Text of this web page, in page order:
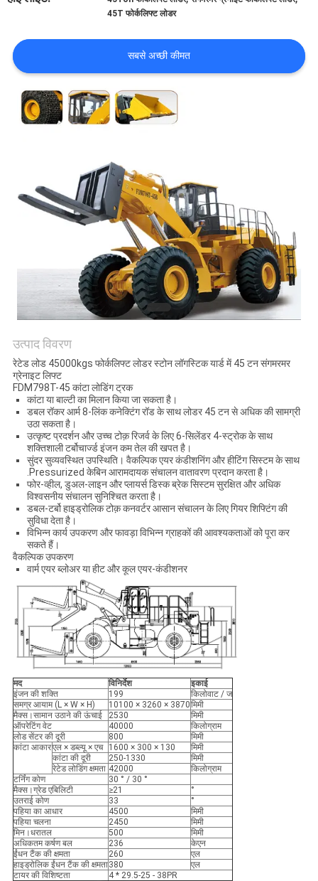
PRIVACY
POLICY
45T फोर्कलिफ्ट लोडर
सबसे अच्छी कीमत
उत्पाद विवरण
रेटेड लोड 45000kgs फोर्कलिफ्ट लोडर स्टोन लॉगस्टिक यार्ड में 45 टन संगमरमर
ग्रेनाइट लिफ्ट
FDM798T-45 कांटा लोडिंग ट्रक
कांटा या बाल्टी का मिलान किया जा सकता है।
डबल रॉकर आर्म 8-लिंक कनेक्टिंग रॉड के साथ लोडर 45 टन से अधिक की सामग्री
उठा सकता है।
उत्कृष्ट प्रदर्शन और उच्च टोक़ रिजर्व के लिए 6-सिलेंडर 4-स्ट्रोक के साथ
शक्तिशाली टर्बोचार्ज्ड इंजन कम तेल की खपत है।
सुंदर सुव्यवस्थित उपस्थिति। वैकल्पिक एयर कंडीशनिंग और हीटिंग सिस्टम के साथ
.Pressurized केबिन आरामदायक संचालन वातावरण प्रदान करता है।
फोर-व्हील, डुअल-लाइन और प्लायर्स डिस्क ब्रेक सिस्टम सुरक्षित और अधिक
विश्वसनीय संचालन सुनिश्चित करता है।
डबल-टर्बो हाइड्रोलिक टोक़ कनवर्टर आसान संचालन के लिए गियर शिफ्टिंग की
सुविधा देता है।
विभिन्न कार्य उपकरण और फावड़ा विभिन्न ग्राहकों की आवश्यकताओं को पूरा कर
सकते हैं।
वैकल्पिक उपकरण
वार्म एयर ब्लोअर या हीट और कूल एयर-कंडीशनर
मद विनिर्देश
इकाई
इंजन की शक्ति
199
किलोवाट / ज
समग्र आयाम (L × W × H)
10100 × 3260 × 3870मिमी
मैक्स।सामान उठाने की ऊंचाई
2530
मिमी
ऑपरेटिंग वेट
40000
किलोग्राम
लोड सेंटर की दूरी
800
मिमी
कांटा आकारएल × डब्ल्यू × एच 1600 × 300 × 130
मिमी
कांटा की दूरी
250-1330
मिमी
रेटेड लोडिंग क्षमता 42000
किलोग्राम
टर्निंग कोण
30 ° / 30 °
मैक्स।ग्रेड एबिलिटी
≥21
°
उतराई कोण
33
°
पहिया का आधार
4500
मिमी
पहिया चलना
2450
मिमी
मिन।धरातल
500
मिमी
अधिकतम कर्षण बल
236
केएन
ईंधन टैंक की क्षमता
260
एल
हाइड्रोलिक ईंधन टैंक की क्षमता380
एल
टायर की विशिष्टता
4 * 29.5-25 - 38PR